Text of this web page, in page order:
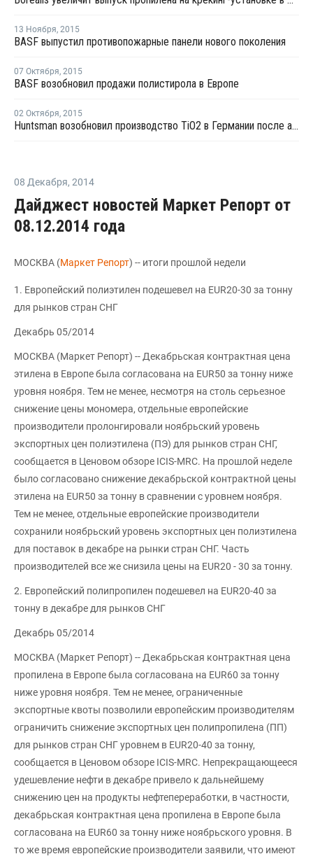
13 Ноября, 2015
BASF выпустил противопожарные панели нового поколения
07 Октября, 2015
BASF возобновил продажи полистирола в Европе
02 Октября, 2015
Huntsman возобновил производство TiO2 в Германии после аварии
08 Декабря, 2014
Дайджест новостей Маркет Репорт от
08.12.2014 года
МОСКВА (Маркет Репорт) -- итоги прошлой недели
1. Европейский полиэтилен подешевел на EUR20-30 за тонну
для рынков стран СНГ
Декабрь 05/2014
МОСКВА (Маркет Репорт) -- Декабрьская контрактная цена
этилена в Европе была согласована на EUR50 за тонну ниже
уровня ноября. Тем не менее, несмотря на столь серьезное
снижение цены мономера, отдельные европейские
производители пролонгировали ноябрьский уровень
экспортных цен полиэтилена (ПЭ) для рынков стран СНГ,
сообщается в Ценовом обзоре ICIS-MRC. На прошлой неделе
было согласовано снижение декабрьской контрактной цены
этилена на EUR50 за тонну в сравнении с уровнем ноября.
Тем не менее, отдельные европейские производители
сохранили ноябрьский уровень экспортных цен полиэтилена
для поставок в декабре на рынки стран СНГ. Часть
производителей все же снизила цены на EUR20 - 30 за тонну.
2. Европейский полипропилен подешевел на EUR20-40 за
тонну в декабре для рынков СНГ
Декабрь 05/2014
МОСКВА (Маркет Репорт) -- Декабрьская контрактная цена
пропилена в Европе была согласована на EUR60 за тонну
ниже уровня ноября. Тем не менее, ограниченные
экспортные квоты позволили европейским производителям
ограничить снижение экспортных цен полипропилена (ПП)
для рынков стран СНГ уровнем в EUR20-40 за тонну,
сообщается в Ценовом обзоре ICIS-MRC. Непрекращающееся
удешевление нефти в декабре привело к дальнейшему
снижению цен на продукты нефтепереработки, в частности,
декабрьская контрактная цена пропилена в Европе была
согласована на EUR60 за тонну ниже ноябрьского уровня. В
то же время европейские производители заявили, что имеют